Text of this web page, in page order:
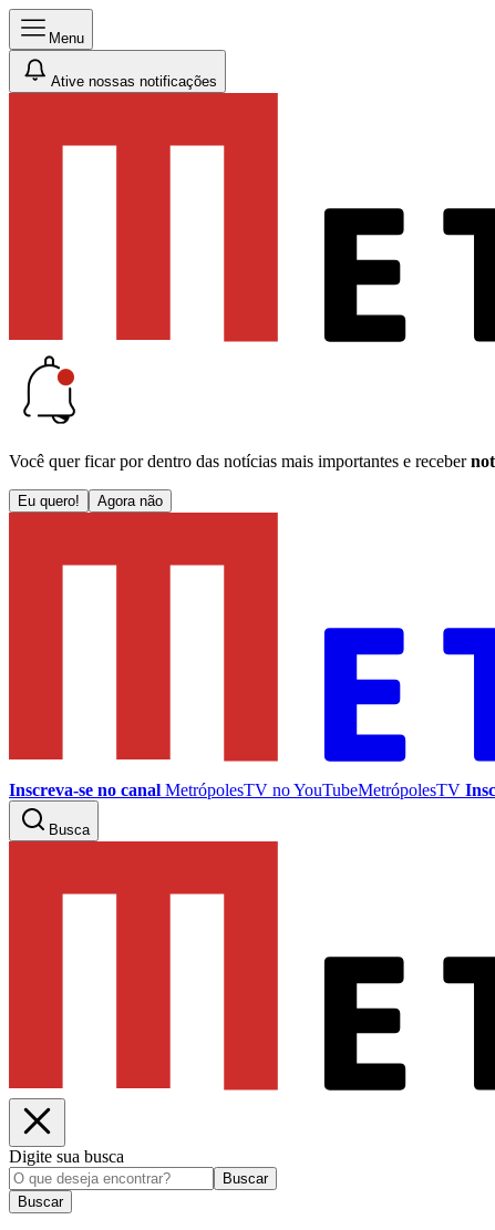
Menu
Ative nossas notificações
Você quer ficar por dentro das notícias mais importantes e receber
Eu quero! Agora não
Inscreva-se no canal MetrópolesTV noYouTubeMetrópolesTV
Busca
Digite sua busca
Buscar
Buscar